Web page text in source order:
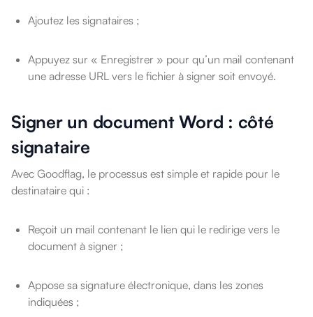
Ajoutez les signataires ;
Appuyez sur « Enregistrer » pour qu’un mail contenant
une adresse URL vers le fichier à signer soit envoyé.
Signer un document Word : côté
signataire
Avec Goodflag, le processus est simple et rapide pour le
destinataire qui :
Reçoit un mail contenant le lien qui le redirige vers le
document à signer ;
Appose sa signature électronique, dans les zones
indiquées ;